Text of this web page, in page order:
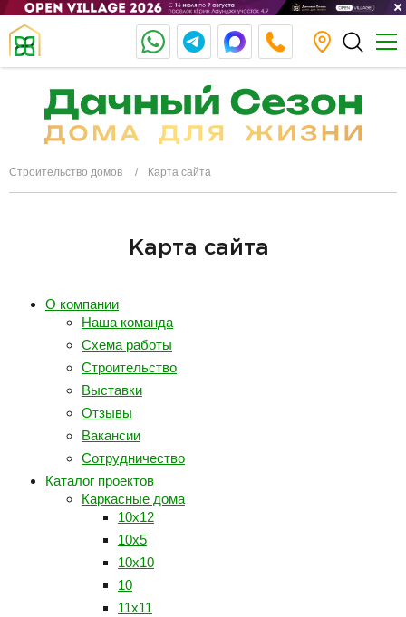
Строительство домов Карта сайта
Карта сайта
О компании
Наша команда
Схема работы
Строительство
Выставки
Отзывы
Вакансии
Сотрудничество
Каталог проектов
Каркасные дома
10x12
10x5
10х10
10
11х11